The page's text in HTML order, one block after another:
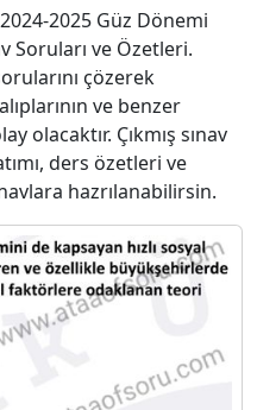
2024-2025 Güz Dönemi
Soruları ve Özetleri.
çözerek
ve benzer
olacaktır. Çıkmış sınav
ders özetleri ve
hazrılanabilirsin.